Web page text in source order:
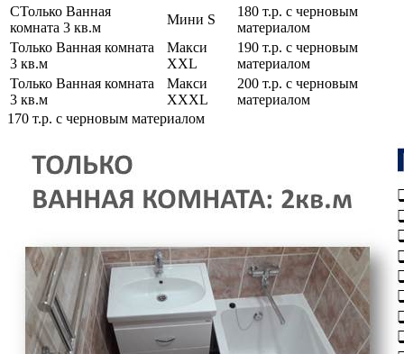
СТолько Ванная
комната 3 кв.м
Мини S
180 т.р. с черновым
материалом
Только Ванная комната
3 кв.м
Макси
XXL
190 т.р. с черновым
материалом
Только Ванная комната
3 кв.м
Макси
XXXL
200 т.р. с черновым
материалом
170 т.р. с черновым материалом